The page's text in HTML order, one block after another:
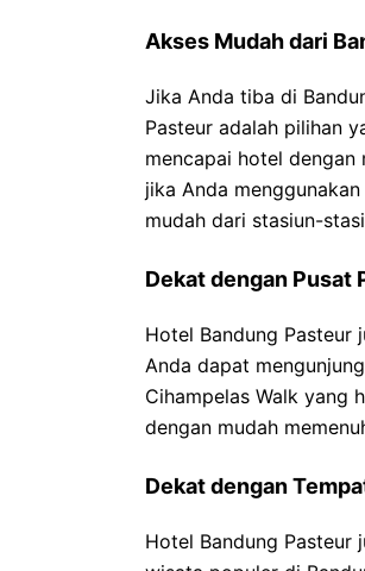
Akses Mudah dari
Jika Anda tiba di
Pasteur adalah pilihan
mencapai hotel dengan
jika Anda
mudah dari stasiun-
Dekat dengan Pusat
Hotel Bandung Pasteur
Anda dapat
Cihampelas Walk yang
dengan mudah
Dekat dengan
Hotel Bandung